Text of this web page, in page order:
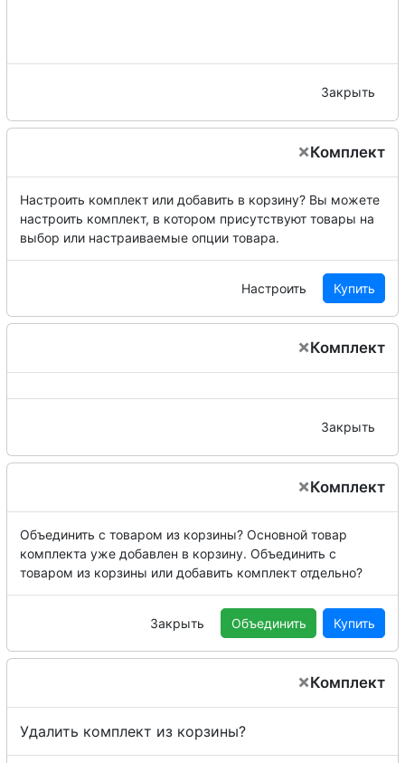
Закрыть
×Комплект
Настроить комплект или добавить в корзину? Вы можете
настроить комплект, в котором присутствуют товары на
выбор или настраиваемые опции товара.
Настроить Купить
×Комплект
Закрыть
×Комплект
Объединить с товаром из корзины? Основной товар
комплекта уже добавлен в корзину. Объединить с
товаром из корзины или добавить комплект отдельно?
Закрыть Объединить Купить
×Комплект
Удалить комплект из корзины?